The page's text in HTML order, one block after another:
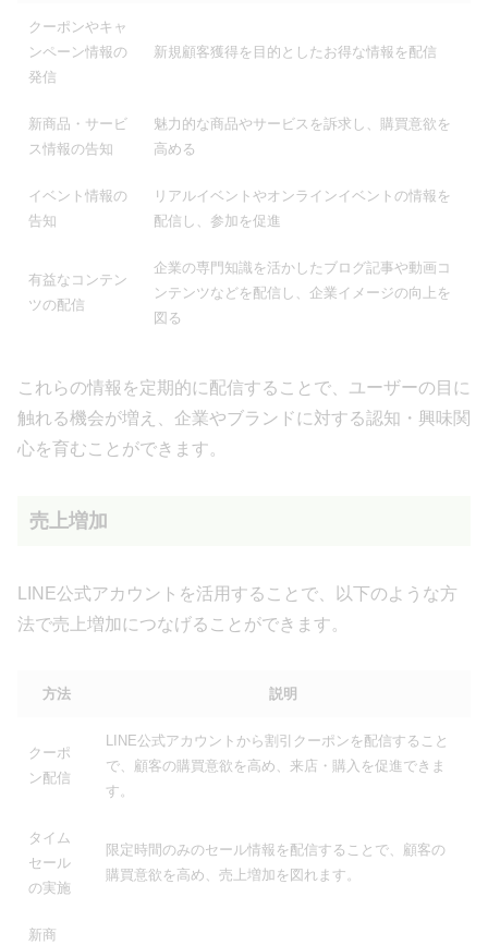
クーポンやキャ
ンペーン情報の
発信
新規顧客獲得を目的としたお得な情報を配信
新商品・サービ
ス情報の告知
魅力的な商品やサービスを訴求し、購買意欲を
高める
イベント情報の
告知
リアルイベントやオンラインイベントの情報を
配信し、参加を促進
有益なコンテン
ツの配信
企業の専門知識を活かしたブログ記事や動画コ
ンテンツなどを配信し、企業イメージの向上を
図る
これらの情報を定期的に配信することで、ユーザーの目に
触れる機会が増え、企業やブランドに対する認知・興味関
心を育むことができます。
売上増加
LINE公式アカウントを活用することで、以下のような方
法で売上増加につなげることができます。
方法 説明
クーポ
ン配信
LINE公式アカウントから割引クーポンを配信すること
で、顧客の購買意欲を高め、来店・購入を促進できま
す。
タイム
セール
の実施
限定時間のみのセール情報を配信することで、顧客の
購買意欲を高め、売上増加を図れます。
新商